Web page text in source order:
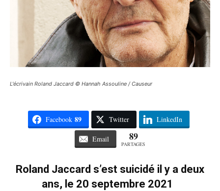
L'écrivain Roland Jaccard © Hannah Assouline / Causeur
Facebook 89 Twitter LinkedIn
Email 89
PARTAGES
Roland Jaccard s’est suicidé il y a deux
ans, le 20 septembre 2021